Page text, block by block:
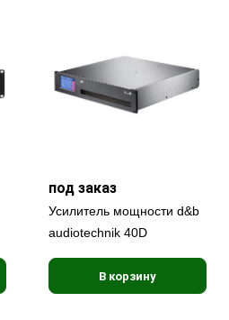
под заказ
Усилитель мощности d&b
audiotechnik 40D
В корзину